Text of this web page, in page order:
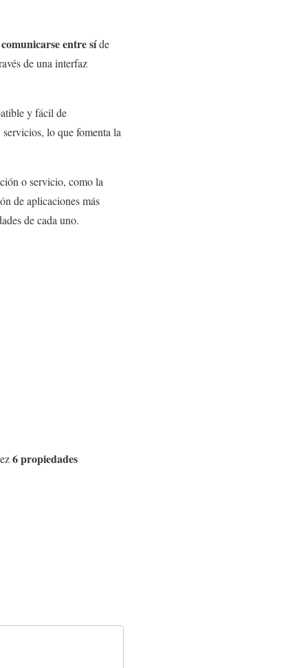
comunicarse entre síde
de una interfaz
y fácil de
lo que fomenta la
o servicio, como la
de aplicaciones más
de cada uno.
6 propiedades